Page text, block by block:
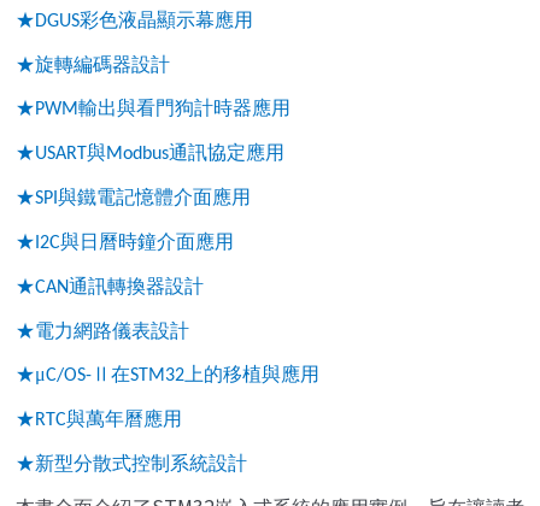
★DGUS彩色液晶顯示幕應用
★旋轉編碼器設計
★PWM輸出與看門狗計時器應用
★USART與Modbus通訊協定應用
★SPI 與鐵電記憶體介面應用
★ I2C與日曆時鐘介面應用
★CAN通訊轉換器設計
★電力網路儀表設計
★μC/OS- Ⅱ在STM32 上的移植與應用
★RTC與萬年曆應用
★新型分散式控制系統設計